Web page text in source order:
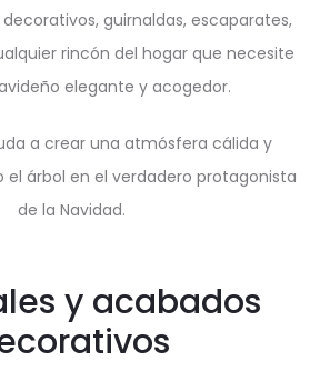
guirnaldas, escaparates,
rincón del hogar que necesite
elegante y acogedor.
a crear una atmósfera cálida y
el árbol en el verdadero protagonista
de la Navidad.
y acabados